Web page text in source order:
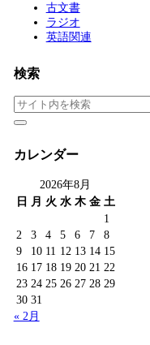
古文書
ラジオ
英語関連
検索
カレンダー
2026年8月
日
月 火 水 木 金 土
1
2
3 4 5 6 7
8
9
10 11 12 13 14 15
16 17 18 19 20 21 22
23 24 25 26 27 28 29
30 31
« 2月